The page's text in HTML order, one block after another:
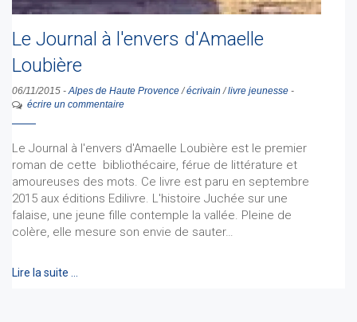
Le Journal à l'envers d'Amaelle
Loubière
06/11/2015 -Alpes de Haute Provence/écrivain /livre jeunesse -
écrire un commentaire
Le Journal à l'envers d'Amaelle Loubière est le premier
roman de cette bibliothécaire, férue de littérature et
amoureuses des mots. Ce livre est paru en septembre
2015 aux éditions Edilivre. L'histoire Juchée sur une
falaise, une jeune fille contemple la vallée. Pleine de
colère, elle mesure son envie de sauter…
Lire la suite …